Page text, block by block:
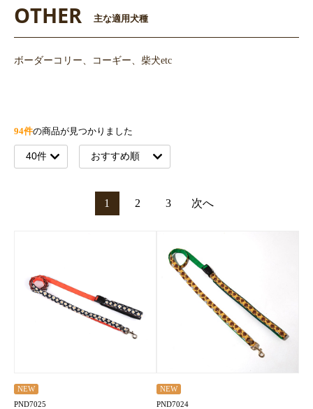
OTHER 主な適用犬種
ボーダーコリー、コーギー、柴犬etc
94件の商品が見つかりました
1 2 3 次へ
NEW
PND7025
NEW
PND7024